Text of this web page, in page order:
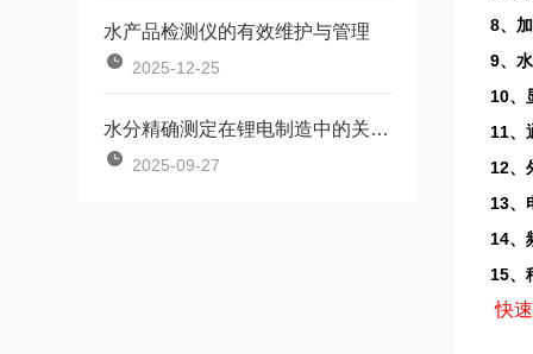
水产品检测仪的有效维护与管理
2025-12-25
水分精确测定在锂电制造中的关键应用
2025-09-27
8、
9、
10、
11、
12、
13、
14、
15、
快速